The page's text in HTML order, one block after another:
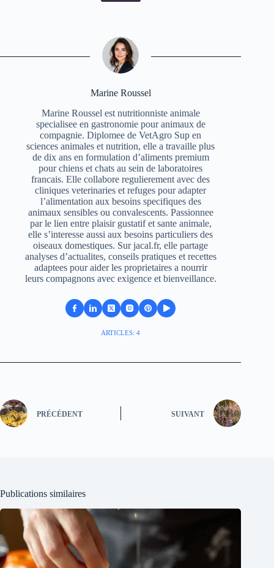
Marine Roussel
Marine Roussel est nutritionniste animale
specialisee en gastronomie pour animaux de
compagnie. Diplomee de VetAgro Sup en
sciences animales et nutrition, elle a travaille plus
de dix ans en formulation d’aliments premium
pour chiens et chats au sein de laboratoires
francais. Elle collabore regulierement avec des
cliniques veterinaries et refuges pour adapter
l’alimentation aux besoins specifiques des
animaux sensibles ou convalescents. Passionnee
par le lien entre plaisir gustatif et sante animale,
elle s’interesse aussi aux besoins particuliers des
oiseaux domestiques. Sur jacal.fr, elle partage
analyses d’actualites, conseils pratiques et recettes
adaptees pour aider les proprietaires a nourrir
leurs compagnons avec exigence et bienveillance.
ARTICLES: 4
PRÉCÉDENT SUIVANT
Publications similaires